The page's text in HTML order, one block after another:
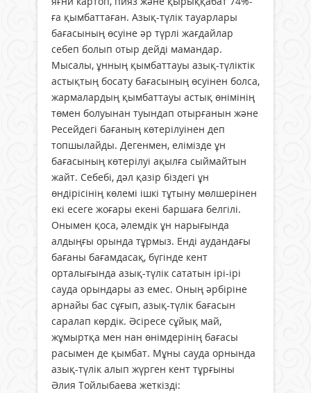
ға қымбаттаған. Азық-түлік тауарлары
бағасының өсуіне әр түрлі жағдайлар
себеп болып отыр дейді мамандар.
Мысалы, ұнның қымбаттауы азық-түліктік
астықтың босату бағасының өсуінен болса,
жармалардың қымбаттауы астық өнімінің
төмен болуынан туындап отырғанын және
Ресейдегі бағаның көтерілуінен деп
топшылайды. Дегенмен, елімізде ұн
бағасының көтерілуі ақылға сыймайтын
жайт. Себебі, дәл қазір біздегі ұн
өндірісінің көлемі ішкі тұтыну мөлшерінен
екі есеге жоғары екені баршаға белгілі.
Онымен қоса, әлемдік ұн нарығында
алдыңғы орында тұрмыз. Енді аудандағы
бағаны бағамдасақ, бүгінде кент
орталығында азық-түлік сататын ірі-ірі
сауда орындары аз емес. Оның әрбіріне
арнайы бас сұғып, азық-түлік бағасын
саралап көрдік. Әсіресе сұйық май,
жұмыртқа мен нан өнімдерінің бағасы
расымен де қымбат. Мұны сауда орнында
азық-түлік алып жүрген кент тұрғыны
Әлия Тойлыбаева жеткізді: